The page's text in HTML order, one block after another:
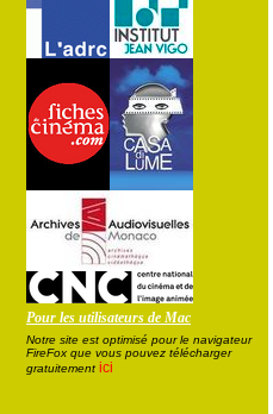
Pour les utilisateurs de Mac
Notre site est optimisé pour le navigateur
FireFox que vous pouvez télécharger
gratuitement ici